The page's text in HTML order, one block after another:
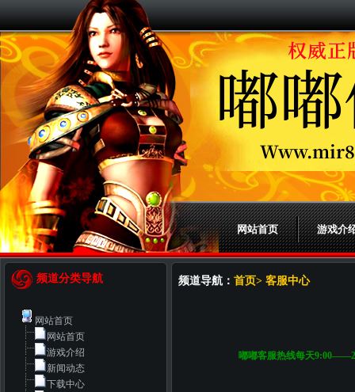
网站首页 游戏介
频道分类导航
网站首页
网站首页
游戏介绍
新闻动态
下载中心
频道导航： 首页> 客服中心
嘟嘟客服热线每天